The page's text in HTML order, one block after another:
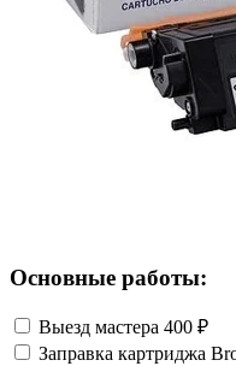
Основные работы:
Выезд мастера 400 ₽
Заправка картриджа